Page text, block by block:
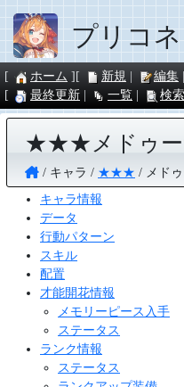
プリコ
ホーム 新規 編集
最終更新
一覧 検索
★★★メドゥー
キャラ ★★★
メド
キャラ情報
データ
行動パターン
スキル
配置
才能開花情報
メモリーピース入手
ステータス
ランク情報
ステータス